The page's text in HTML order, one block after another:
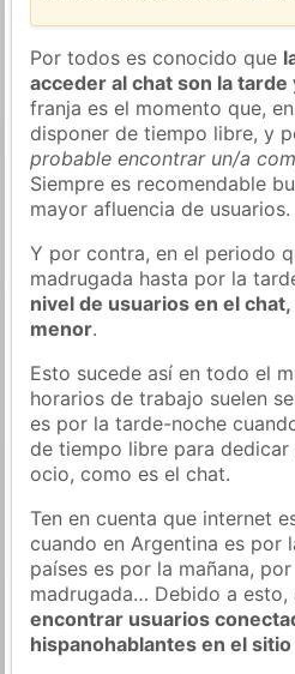
Por todos es conocido que
acceder al chat son la tarde
franja es el momento que,
disponer de tiempo libre, y
probable encontrar un/a
Siempre es recomendable
mayor afluencia de usuarios.
Y por contra, en el periodo
madrugada hasta por la
nivel de usuarios en el
menor.
Esto sucede así en todo el
horarios de trabajo suelen
es por la tarde-noche
de tiempo libre para
ocio, como es el chat.
Ten en cuenta que internet
cuando en Argentina es por
países es por la mañana,
madrugada… Debido a esto,
encontrar usuarios
hispanohablantes en el